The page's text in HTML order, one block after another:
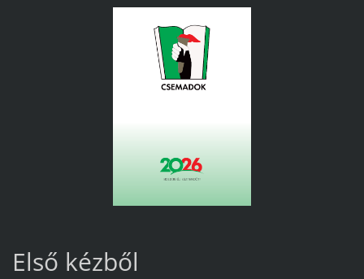
Első kézből